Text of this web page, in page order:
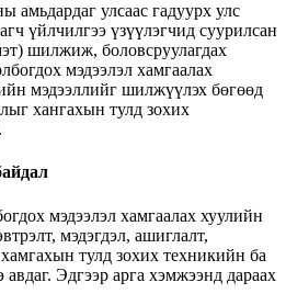
амьдардаг улсаас гадуурх улс
үйлчилгээ үзүүлэгчид суурилсан
шилжиж, боловсруулагдах
мэдээлэл хамгаалах
мэдээллийг шилжүүлэх бөгөөд
хангахын тулд зохих
мэдээлэл хамгаалах хуулийн
мэдэгдэл, ашиглалт,
хамгахын тулд зохих техникийн ба
Эдгээр арга хэмжээнд дараах